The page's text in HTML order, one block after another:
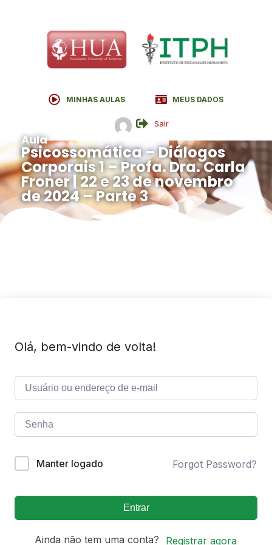
MINHAS AULAS MEUS DADOS
Sair
Aula
Psicossomática – Diálogos
Corporais 1 – Profa. Dra. Carla
Froner | 22 e 23 de novembro
de 2024 – Parte 3
Olá, bem-vindo de volta!
Manter logado Forgot Password?
Entrar
Ainda não tem uma conta? Registrar agora